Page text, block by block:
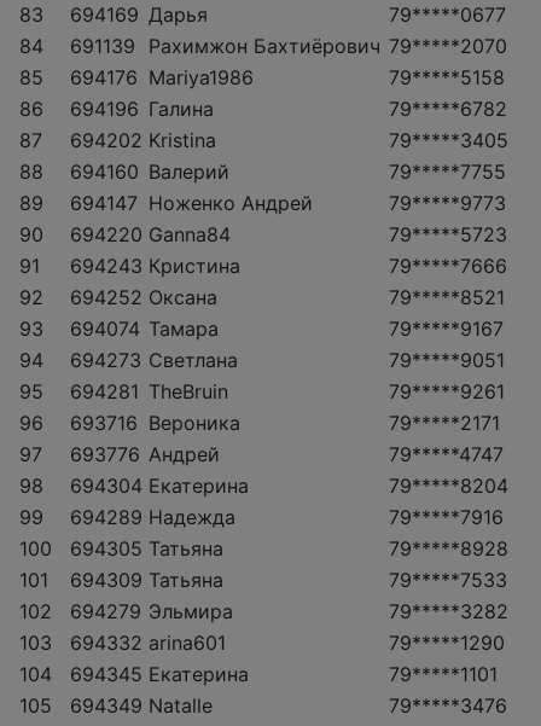
83
694169 Дарья
79*****0677
84
691139 Рахимжон Бахтиёрович 79*****2070
85
694176 Mariya1986
79*****5158
86
694196 Галина
79*****6782
87
694202 Kristina
79*****3405
88
694160 Валерий
79*****7755
89
694147 Ноженко Андрей
79*****9773
90
694220 Ganna84
79*****5723
91
694243 Кристина
79*****7666
92
694252 Оксана
79*****8521
93
694074 Тамара
79*****9167
94
694273 Светлана
79*****9051
95
694281 TheBruin
79*****9261
96
693716 Вероника
79*****2171
97
693776 Андрей
79*****4747
98
694304 Екатерина
79*****8204
99
694289 Надежда
79*****7916
100
694305 Татьяна
79*****8928
101
694309 Татьяна
79*****7533
102
694279 Эльмира
79*****3282
103
694332 arina601
79*****1290
104
694345 Екатерина
79*****1101
105
694349 Natalle
79*****3476